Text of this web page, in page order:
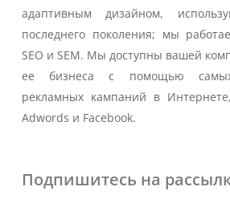
адаптивным дизайном,
последнего поколения; мы
SEO и SEM. Мы доступны вашей
ее бизнеса с помощью самых
рекламных кампаний в
Adwords и Facebook.
Подпишитесь на